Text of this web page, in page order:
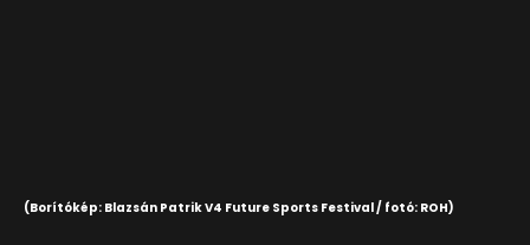
(Borítókép: Blazsán Patrik V4 Future Sports Festival / fotó: ROH)